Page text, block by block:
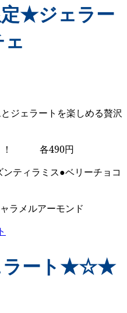
★ジェラー
ジェラートを楽しめる贅沢
！！ 各490円
ティラミス●ベリーチョコ
ラメルアーモンド
ラート★☆★